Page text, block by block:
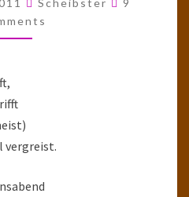
SCHLUSS
Scheibster
9
vergreist.